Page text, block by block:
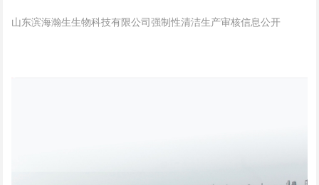
山东滨海瀚生生物科技有限公司强制性清洁生产审核信息公开